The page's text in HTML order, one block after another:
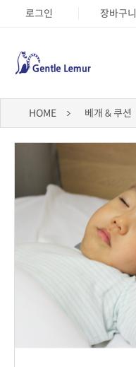
로그인 장바구니
HOME 베개 & 쿠션